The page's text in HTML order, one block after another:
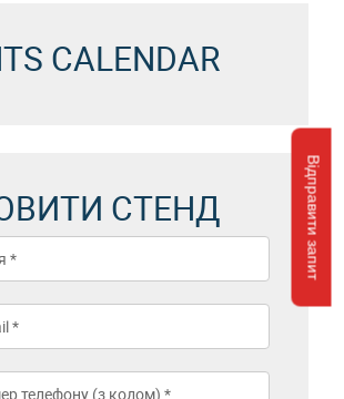
Відправити запит
CALENDAR
СТЕНД